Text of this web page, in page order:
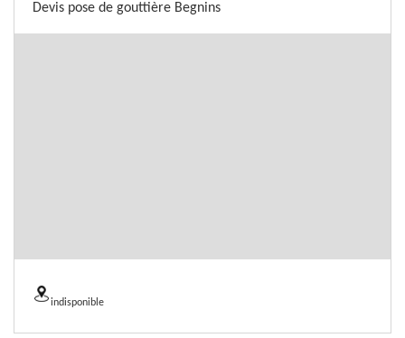
Devis pose de gouttière Begnins
indisponible